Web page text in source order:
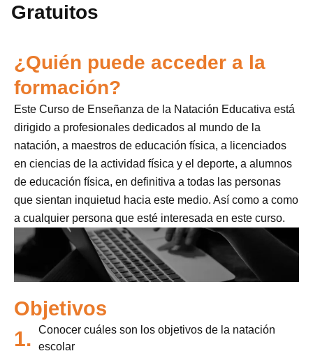
Gratuitos
¿Quién puede acceder a la
formación?
Este Curso de Enseñanza de la Natación Educativa está
dirigido a profesionales dedicados al mundo de la
natación, a maestros de educación física, a licenciados
en ciencias de la actividad física y el deporte, a alumnos
de educación física, en definitiva a todas las personas
que sientan inquietud hacia este medio. Así como a como
a cualquier persona que esté interesada en este curso.
Objetivos
1.
Conocer cuáles son los objetivos de la natación
escolar